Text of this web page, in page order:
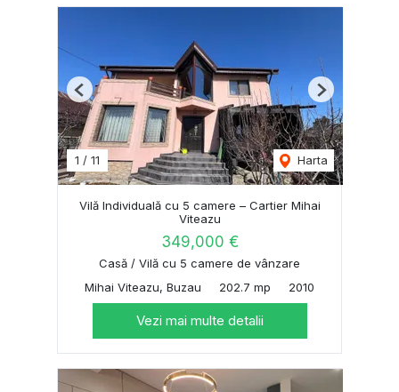
1 / 11 Harta
Previous Next
Vilă Individuală cu 5 camere – Cartier Mihai
Viteazu
349,000 €
Casă / Vilă cu 5 camere de vânzare
Mihai Viteazu, Buzau
202.7 mp 2010
Vezi mai multe detalii